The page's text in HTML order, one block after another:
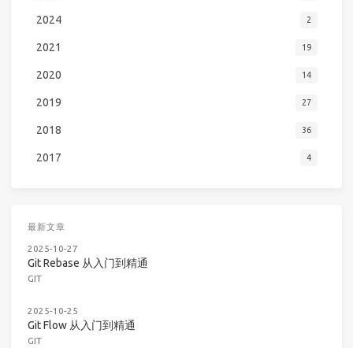
2024 2
2021 19
2020 14
2019 27
2018 36
2017 4
最新文章
2025-10-27
Git Rebase 从入门到精通
GIT
2025-10-25
Git Flow 从入门到精通
GIT